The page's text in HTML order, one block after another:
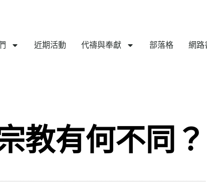
近期活動 代禱與奉獻 部落格 網路
教有何不同？